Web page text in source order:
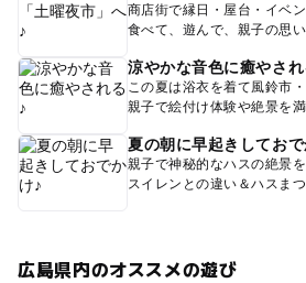
商店街で縁日・屋台・イベン
食べて、遊んで、親子の思い
涼やかな音色に癒やされ
この夏は浴衣を着て風鈴市・
親子で絵付け体験や絶景を
夏の朝に早起きしておで
親子で神秘的なハスの絶景を
スイレンとの違い＆ハスま
広島県内のオススメの遊び